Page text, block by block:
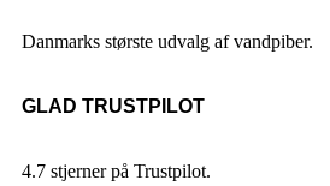
Danmarks største udvalg af vandpiber.
GLAD TRUSTPILOT
4.7 stjerner på Trustpilot.